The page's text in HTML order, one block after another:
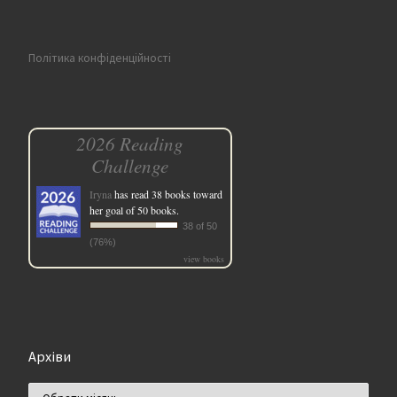
Політика конфіденційності
2026 Reading
Challenge
Irynahas read 38 books toward
her goal of 50 books.
38 of 50
(76%)
view books
Архіви